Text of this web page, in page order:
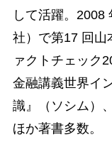
して活躍。2008
社）で第17 回山
ァクトチェック
金融講義世界イ
識』（ソシム）
ほか著書多数。